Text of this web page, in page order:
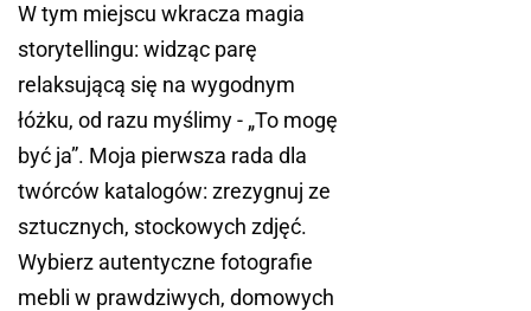
W tym miejscu wkracza magia
storytellingu: widząc parę
relaksującą się na wygodnym
łóżku, od razu myślimy - „To mogę
być ja”. Moja pierwsza rada dla
twórców katalogów: zrezygnuj ze
sztucznych, stockowych zdjęć.
Wybierz autentyczne fotografie
mebli w prawdziwych, domowych